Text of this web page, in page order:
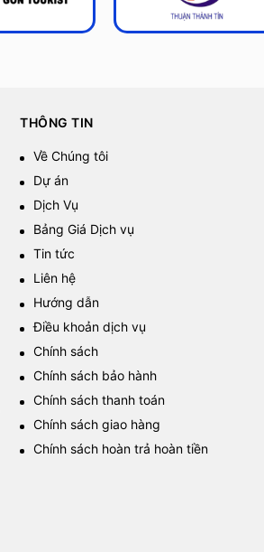
THÔNG TIN
Về Chúng tôi
Dự án
Dịch Vụ
Bảng Giá Dịch vụ
Tin tức
Liên hệ
Hướng dẫn
Điều khoản dịch vụ
Chính sách
Chính sách bảo hành
Chính sách thanh toán
Chính sách giao hàng
Chính sách hoàn trả hoàn tiền